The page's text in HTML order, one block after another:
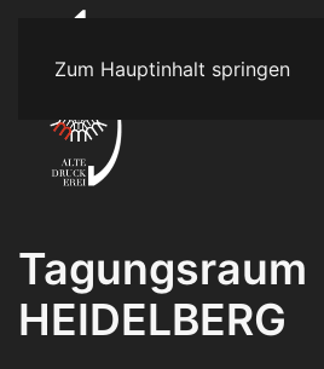
Zum Hauptinhalt springen
Tagungsraum
HEIDELBERG